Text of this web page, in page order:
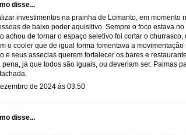
disse...
investimentos na prainha de Lomanto, em momento
de baixo poder aquisitivo. Sempre o foco estava
achou de tornar o espaço seletivo foi cortar o
o cooler que de igual forma fomentava a
e seus asseclas querem fortalecer os bares e
pena, já que todos são iguais, ou deveriam ser. Palmas
de 2024 às 03:50
disse...